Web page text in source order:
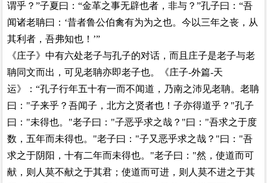
谓乎？”子夏曰：“金革之事无辟也者，非与？”孔子曰：“吾
闻诸老聃曰：‘昔者鲁公伯禽有为为之也。今以三年之丧，从
其利者，吾弗知也！’”
《庄子》中有六处老子与孔子的对话，而且庄子是老子与老
聃同文而出，可见老聃亦即老子也。《庄子-外篇-天
运》：“孔子行年五十有一而不闻道，乃南之沛见老聃。老聃
曰："子来乎？吾闻子，北方之贤者也！子亦得道乎？"孔子
曰："未得也。"老子曰："子恶乎求之哉？"曰："吾求之于度
数，五年而未得也。"老子曰："子又恶乎求之哉？"曰："吾
求之于阴阳，十有二年而未得也。"老子曰："然，使道而可
献，则人莫不献之于其君；使道而可进，则人莫不进之于其